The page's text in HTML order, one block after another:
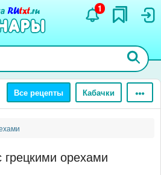
1
Все рецепты Кабачки
грецкими орехами